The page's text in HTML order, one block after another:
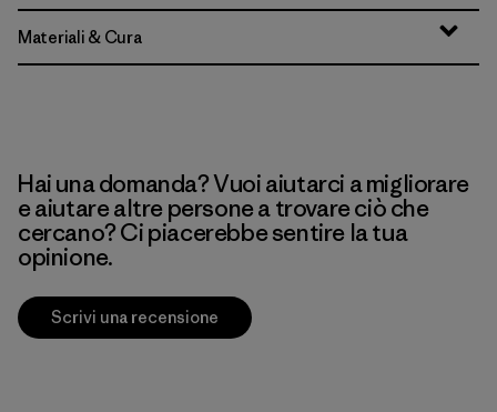
Materiali & Cura
Hai una domanda? Vuoi aiutarci a migliorare
e aiutare altre persone a trovare ciò che
cercano? Ci piacerebbe sentire la tua
opinione.
Scrivi una recensione